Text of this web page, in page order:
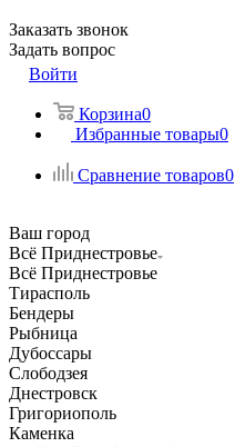
Заказать звонок
Задать вопрос
Войти
Корзина0
Избранные товары0
Сравнение товаров0
Ваш город
Всё Приднестровье
Всё Приднестровье
Тирасполь
Бендеры
Рыбница
Дубоссары
Слободзея
Днестровск
Григориополь
Каменка